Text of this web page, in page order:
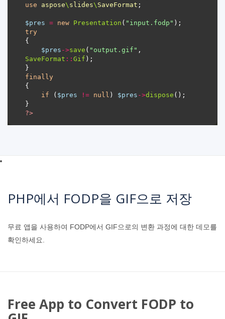
use
aspose\ slides\ SaveFormat
$pres = new Presentation ( "input.fodp"
try
$pres ->save ( "output.gif"
SaveFormat :: Gif
finally
if ( $pres != null ) $pres ->dispose
?>
PHP에서 FODP을 GIF으로 저장
무료 앱을 사용하여 FODP에서 GIF으로의 변환 과정에 대한 데모를
확인하세요.
Free App to Convert FODP to